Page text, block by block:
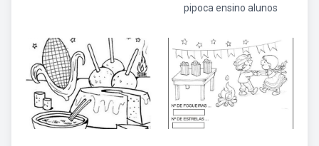
pipoca ensino alunos